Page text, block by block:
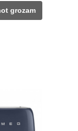
179,00 €.
grozam